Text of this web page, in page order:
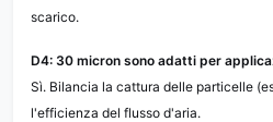
scarico.
D4: 30 micron sono adatti per
Sì. Bilancia la cattura delle particelle
l'efficienza del flusso d'aria.